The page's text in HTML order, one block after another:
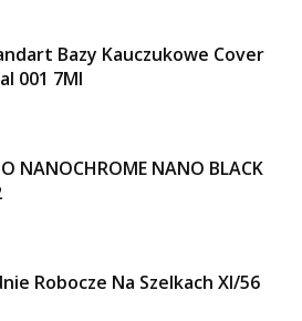
Bazy Kauczukowe Cover
001 7Ml
NANOCHROME NANO BLACK
Robocze Na Szelkach Xl/56